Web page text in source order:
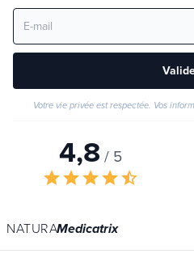
Votre vie privée est respectée. Vos
4,8 / 5
starstarstarstarstar_half
NATURAMedicatrix